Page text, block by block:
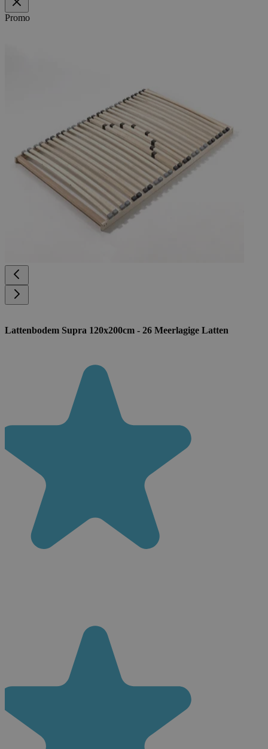
Promo
Lattenbodem Supra 120x200cm - 26 Meerlagige Latten